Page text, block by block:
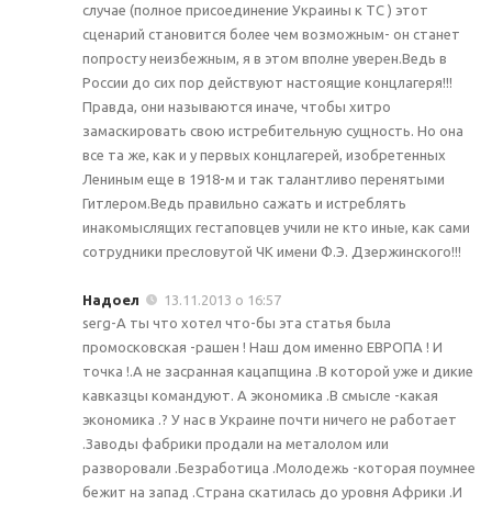
случае (полное присоединение Украины к ТС ) этот
сценарий становится более чем возможным- он станет
попросту неизбежным, я в этом вполне уверен.Ведь в
России до сих пор действуют настоящие концлагеря!!!
Правда, они называются иначе, чтобы хитро
замаскировать свою истребительную сущность. Но она
все та же, как и у первых концлагерей, изобретенных
Лениным еще в 1918-м и так талантливо перенятыми
Гитлером.Ведь правильно сажать и истреблять
инакомыслящих гестаповцев учили не кто иные, как сами
сотрудники пресловутой ЧК имени Ф.Э. Дзержинского!!!
Надоел
13.11.2013 о 16:57
serg-А ты что хотел что-бы эта статья была
промосковская -рашен ! Наш дом именно ЕВРОПА ! И
точка !.А не засранная кацапщина .В которой уже и дикие
кавказцы командуют. А экономика .В смысле -какая
экономика .? У нас в Украине почти ничего не работает
.Заводы фабрики продали на металолом или
разворовали .Безработица .Молодежь -которая поумнее
бежит на запад .Страна скатилась до уровня Африки .И